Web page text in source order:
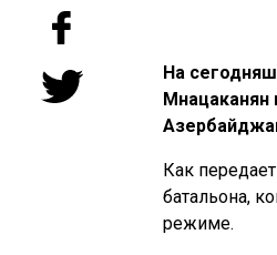
На
Мнацаканян
Как
батальона,
режиме.